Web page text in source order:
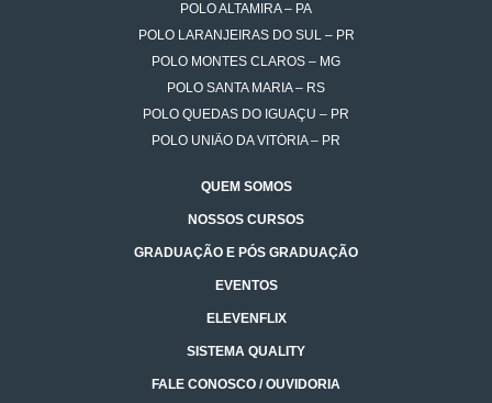
POLO ALTAMIRA – PA
POLO LARANJEIRAS DO SUL – PR
POLO MONTES CLAROS – MG
POLO SANTA MARIA – RS
POLO QUEDAS DO IGUAÇU – PR
POLO UNIÃO DA VITÓRIA – PR
QUEM SOMOS
NOSSOS CURSOS
GRADUAÇÃO E PÓS GRADUAÇÃO
EVENTOS
ELEVENFLIX
SISTEMA QUALITY
FALE CONOSCO / OUVIDORIA